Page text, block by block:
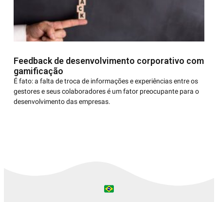
Feedback de desenvolvimento corporativo com
gamificação
É fato: a falta de troca de informações e experiências entre os
gestores e seus colaboradores é um fator preocupante para o
desenvolvimento das empresas.